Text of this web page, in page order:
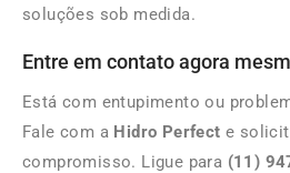
soluções sob medida.
Entre em contato agora
Está com entupimento ou
Fale com a Hidro Perfect e
compromisso. Ligue para (11)